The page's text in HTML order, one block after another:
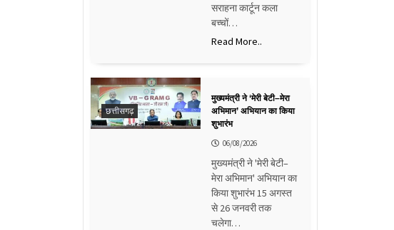
सराहना कार्टून कला
बच्चों…
Read More..
छत्तीसगढ़
मुख्यमंत्री ने ‘मेरी बेटी–मेरा
अभिमान’ अभियान का किया
शुभारंभ
06/08/2026
मुख्यमंत्री ने 'मेरी बेटी–
मेरा अभिमान' अभियान का
किया शुभारंभ 15 अगस्त
से 26 जनवरी तक
चलेगा…